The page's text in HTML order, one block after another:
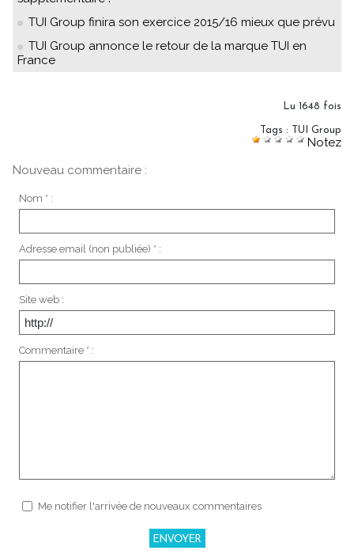
TUI Group finira son exercice 2015/16 mieux que prévu
TUI Group annonce le retour de la marque TUI en
France
Lu 1648 fois
Tags : TUI Group
Notez
Nouveau commentaire :
Nom * :
Adresse email (non publiée) * :
Site web :
Commentaire * :
Me notifier l'arrivée de nouveaux commentaires